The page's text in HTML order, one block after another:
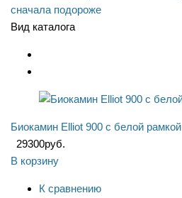
сначала подороже
Вид каталога
Биокамин Elliot 900 с белой рамкой
29300руб.
В корзину
К сравнению